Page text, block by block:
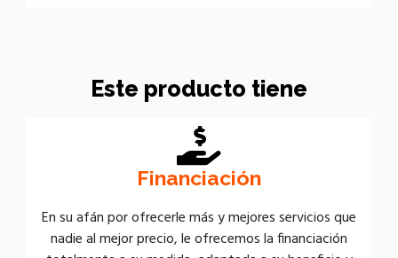
Este producto tiene
Financiación
En su afán por ofrecerle más y mejores servicios que
nadie al mejor precio, le ofrecemos la financiación